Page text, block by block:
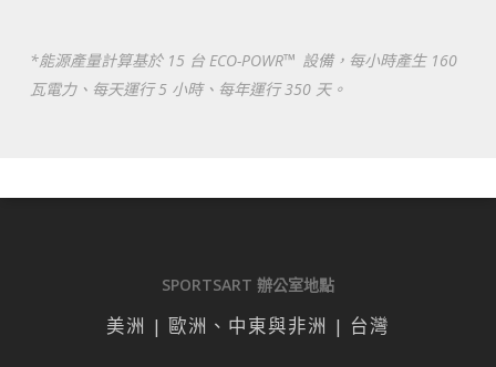
*能源產量計算基於 15 台 ECO-POWR™ 設備，每小時產生 160
瓦電力、每天運行 5 小時、每年運行 350 天。
SPORTSART 辦公室地點
美洲 | 歐洲、中東與非洲 | 台灣